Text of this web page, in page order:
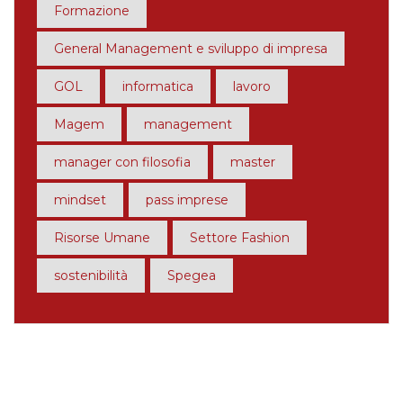
Formazione
General Management e sviluppo di impresa
GOL informatica lavoro
Magem management
manager con filosofia master
mindset pass imprese
Risorse Umane Settore Fashion
sostenibilità Spegea